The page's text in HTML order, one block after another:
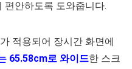
편안하도록 도와줍니다.
적용되어 장시간 화면에
65.58cm로 와이드한 스크